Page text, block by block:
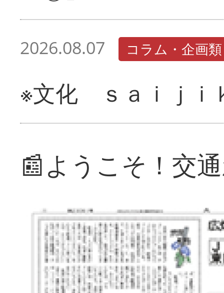
2026.08.07 コラム・企画類
※文化 ｓａｉｊ
📰ようこそ！交